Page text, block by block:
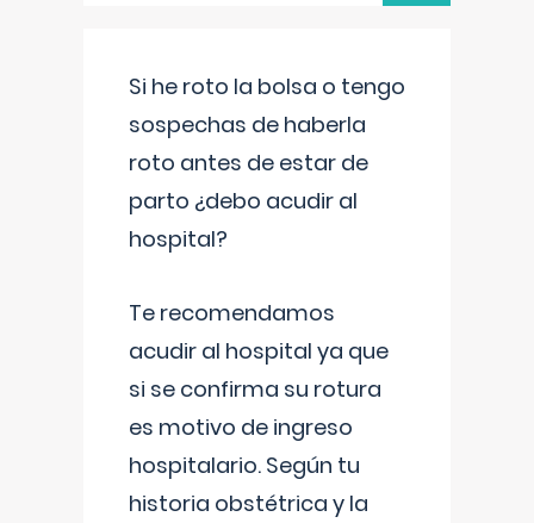
Si he roto la bolsa o tengo
sospechas de haberla
roto antes de estar de
parto ¿debo acudir al
hospital?
Te recomendamos
acudir al hospital ya que
si se confirma su rotura
es motivo de ingreso
hospitalario. Según tu
historia obstétrica y la